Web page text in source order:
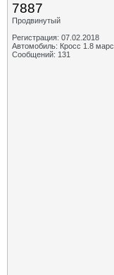
7887
Продвинутый
Регистрация: 07.02.2018
Автомобиль: Кросс 1.8 марс
Сообщений: 131